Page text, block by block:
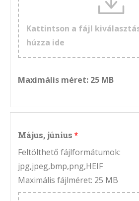
Kattintson a fájl
húzza ide
Maximális méret: 25 MB
Május, június
Feltölthető fájlformátumok:
jpg,jpeg,bmp,png,HEIF
Maximális fájlméret: 25 MB